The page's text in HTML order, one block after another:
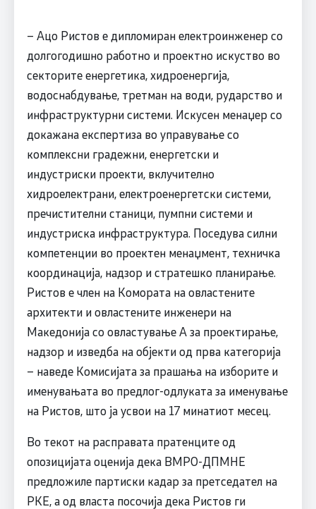
– Ацо Ристов е дипломиран електроинженер со
долгогодишно работно и проектно искуство во
секторите енергетика, хидроенергија,
водоснабдување, третман на води, рударство и
инфраструктурни системи. Искусен менаџер со
докажана експертиза во управување со
комплексни градежни, енергетски и
индустриски проекти, вклучително
хидроелектрани, електроенергетски системи,
пречистителни станици, пумпни системи и
индустриска инфраструктура. Поседува силни
компетенции во проектен менаџмент, техничка
координација, надзор и стратешко планирање.
Ристов е член на Комората на овластените
архитекти и овластените инженери на
Македонија со овластување А за проектирање,
надзор и изведба на објекти од прва категорија
– наведе Комисијата за прашања на изборите и
именувањата во предлог-одлуката за именување
на Ристов, што ја усвои на 17 минатиот месец.
Во текот на расправата пратенците од
опозицијата оценија дека ВМРО-ДПМНЕ
предложиле партиски кадар за претседател на
РКЕ, а од власта посочија дека Ристов ги